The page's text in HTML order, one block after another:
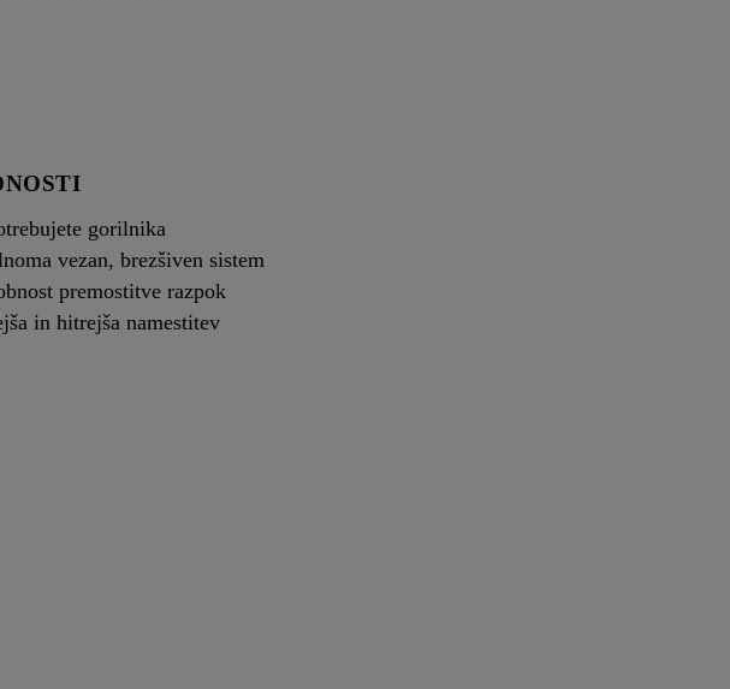
gorilnika
vezan, brezšiven sistem
premostitve razpok
in hitrejša namestitev